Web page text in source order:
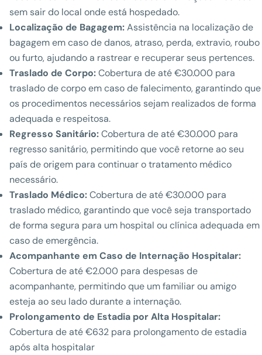
sem sair do local onde está hospedado.
Localização de Bagagem:Assistência na localização de
bagagem em caso de danos, atraso, perda, extravio, roubo
ou furto, ajudando a rastrear e recuperar seus pertences.
Traslado de Corpo:Cobertura de até €30.000 para
traslado de corpo em caso de falecimento, garantindo que
os procedimentos necessários sejam realizados de forma
adequada e respeitosa.
Regresso Sanitário:Cobertura de até €30.000 para
regresso sanitário, permitindo que você retorne ao seu
país de origem para continuar o tratamento médico
necessário.
Traslado Médico:Cobertura de até €30.000 para
traslado médico, garantindo que você seja transportado
de forma segura para um hospital ou clínica adequada em
caso de emergência.
Acompanhante em Caso de Internação Hospitalar:
Cobertura de até €2.000 para despesas de
acompanhante, permitindo que um familiar ou amigo
esteja ao seu lado durante a internação.
Prolongamento de Estadia por Alta Hospitalar:
Cobertura de até €632 para prolongamento de estadia
após alta hospitalar